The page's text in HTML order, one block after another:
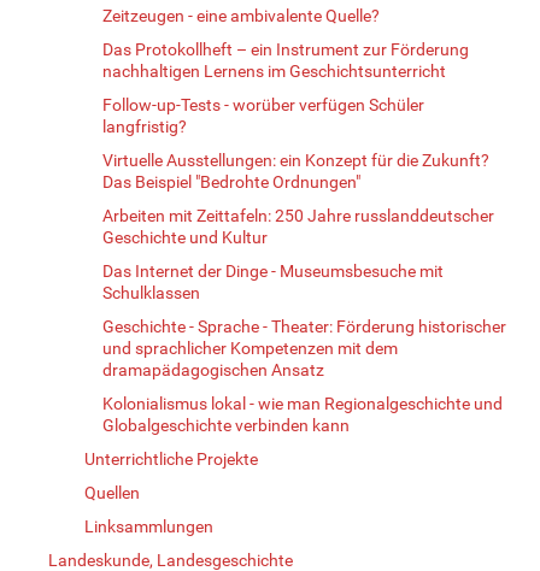
Zeitzeugen - eine ambivalente Quelle?
Das Protokollheft – ein Instrument zur Förderung
nachhaltigen Lernens im Geschichtsunterricht
Follow-up-Tests - worüber verfügen Schüler
langfristig?
Virtuelle Ausstellungen: ein Konzept für die Zukunft?
Das Beispiel "Bedrohte Ordnungen"
Arbeiten mit Zeittafeln: 250 Jahre russlanddeutscher
Geschichte und Kultur
Das Internet der Dinge - Museumsbesuche mit
Schulklassen
Geschichte - Sprache - Theater: Förderung historischer
und sprachlicher Kompetenzen mit dem
dramapädagogischen Ansatz
Kolonialismus lokal - wie man Regionalgeschichte und
Globalgeschichte verbinden kann
Unterrichtliche Projekte
Quellen
Linksammlungen
Landeskunde, Landesgeschichte